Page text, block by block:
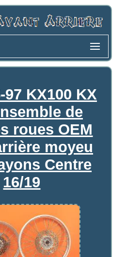
97 KX100 KX
de
roues OEM
moyeu
Centre
16/19